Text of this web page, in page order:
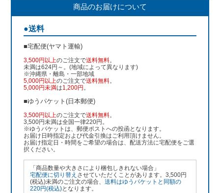
商品のお届けについて
●送料
■宅配便(ヤマト運輸)
3,500円以上のご注文で送料無料。
未満は624円～。(地域によって異なります)
※沖縄県・離島・一部地域
5,000円以上のご注文で送料無料。
5,000円未満は1,200円 。
■ゆうパケット(日本郵便)
3,500円以上のご注文で送料無料。
3,500円未満は全国一律220円。
※ゆうパケットは、郵便ポストへの投函となります。
お届け日時指定および代金引換はご利用頂けません。
お届け指定日・時間をご希望の場合は、配送方法に宅配便をご選
択ください。
「商品数量や大きさにより梱包しきれない場合」
宅配便に切り替え させていただくことがあります。3,500円
(税込)未満のご注文の場合、送料はゆうパケットと同額の
220円(税込)となります。